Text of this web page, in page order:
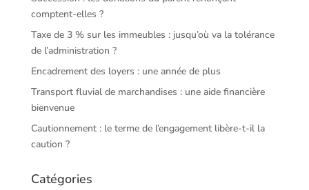
comptent-elles ?
Taxe de 3 % sur les immeubles : jusqu’où va la tolérance
de l’administration ?
Encadrement des loyers : une année de plus
Transport fluvial de marchandises : une aide financière
bienvenue
Cautionnement : le terme de l’engagement libère-t-il la
caution ?
Catégories